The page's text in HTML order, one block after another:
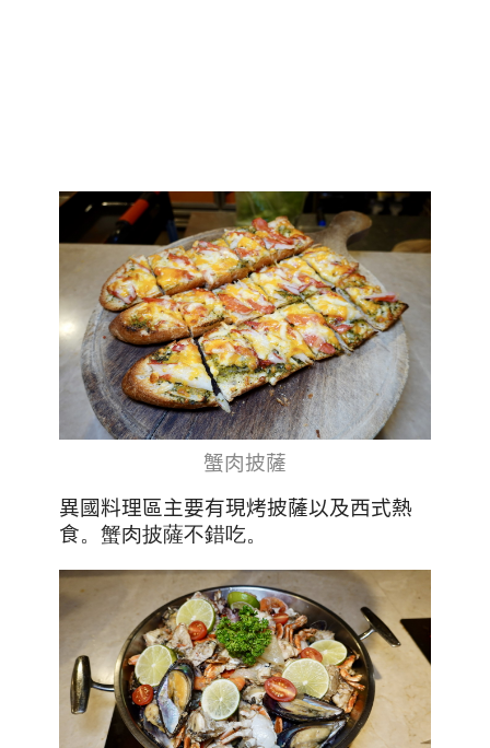
蟹肉披薩
異國料理區主要有現烤披薩以及西式熱
食。蟹肉披薩不錯吃。